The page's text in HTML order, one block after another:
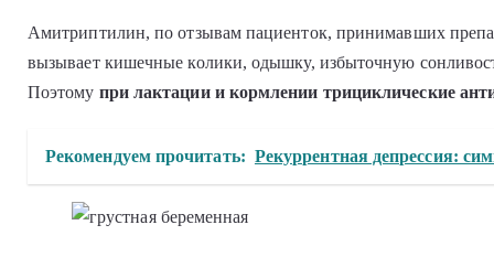
Амитриптилин, по отзывам пациенток, принимавших
вызывает кишечные колики, одышку, избыточную
Поэтому при лактации и кормлении трициклические
Рекомендуем прочитать: Рекуррентная депрессия: